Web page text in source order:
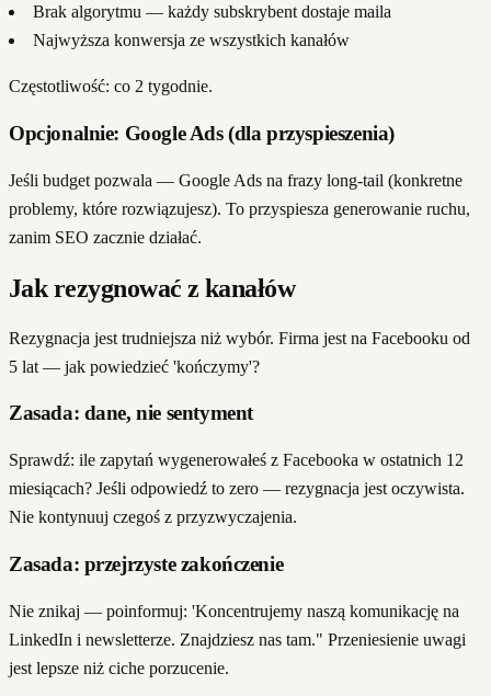
Brak algorytmu — każdy subskrybent dostaje maila
Najwyższa konwersja ze wszystkich kanałów
Częstotliwość: co 2 tygodnie.
Opcjonalnie: Google Ads (dla przyspieszenia)
Jeśli budget pozwala — Google Ads na frazy long-tail (konkretne
problemy, które rozwiązujesz). To przyspiesza generowanie ruchu,
zanim SEO zacznie działać.
Jak rezygnować z kanałów
Rezygnacja jest trudniejsza niż wybór. Firma jest na Facebooku od
5 lat — jak powiedzieć 'kończymy'?
Zasada: dane, nie sentyment
Sprawdź: ile zapytań wygenerowałeś z Facebooka w ostatnich 12
miesiącach? Jeśli odpowiedź to zero — rezygnacja jest oczywista.
Nie kontynuuj czegoś z przyzwyczajenia.
Zasada: przejrzyste zakończenie
Nie znikaj — poinformuj: 'Koncentrujemy naszą komunikację na
LinkedIn i newsletterze. Znajdziesz nas tam." Przeniesienie uwagi
jest lepsze niż ciche porzucenie.